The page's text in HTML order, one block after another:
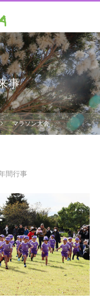
事
マラソン大会
間行事